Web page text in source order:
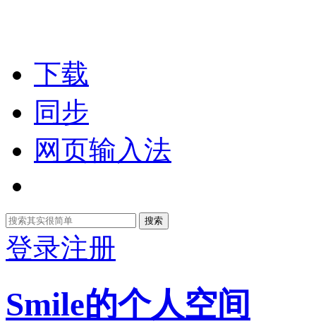
下载
同步
网页输入法
搜索
登录注册
Smile的个人空间